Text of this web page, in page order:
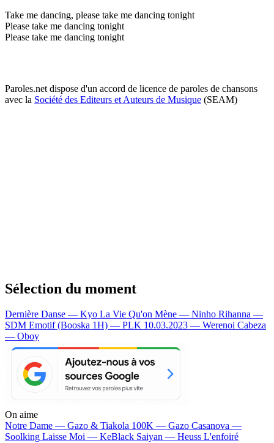
Take me dancing, please take me dancing tonight
Please take me dancing tonight
Please take me dancing tonight
Paroles.net dispose d'un accord de licence de paroles de chansons
avec la Société des Editeurs et Auteurs de Musique (SEAM)
Sélection du moment
Dernière Danse — Kyo La Vie Qu'on Mène — Ninho Rihanna —
SDM Emotif (Booska 1H) — PLK 10.03.2023 — Werenoi Cabeza
— Oboy
On aime
Notre Dame — Gazo & Tiakola 100K — Gazo Casanova —
Soolking Laisse Moi — KeBlack Saiyan — Heuss L'enfoiré